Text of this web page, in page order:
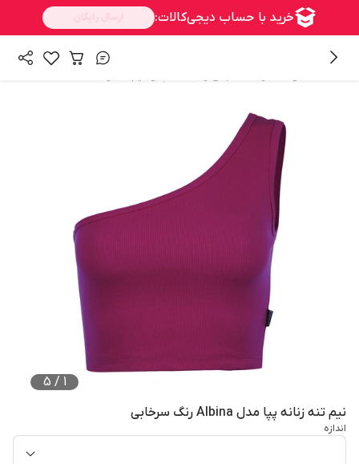
1
/
5
نیم تنه زنانه پپا مدل Albina رنگ سرخابی
اندازه